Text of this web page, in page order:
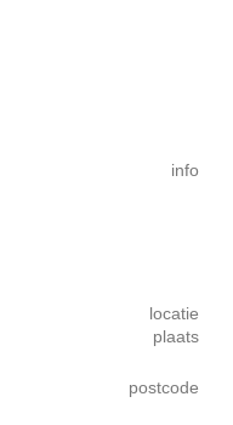
info
locatie
plaats
postcode